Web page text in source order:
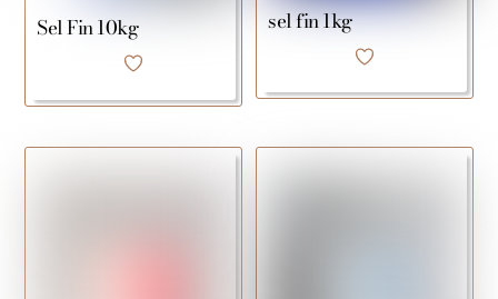
Sel Fin 10kg sel fin 1kg